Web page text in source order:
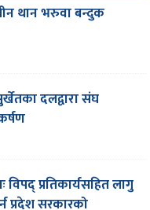
तीन थान भरुवा बन्दुक
दलद्वारा संघ
विपद् प्रतिकार्यसहित लागु
प्रदेश सरकारको